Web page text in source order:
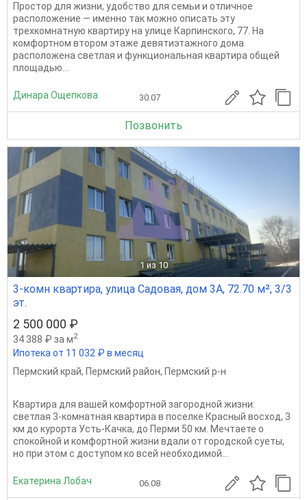
Простор для жизни, удобство для семьи и отличное
расположение — именно так можно описать эту
трехкомнатную квартиру на улице Карпинского, 77. На
комфортном втором этаже девятиэтажного дома
расположена светлая и функциональная квартира общей
площадью...
Динара Ощепкова 30.07
Позвонить
1 из 10
3-комн квартира, улица Садовая, дом 3А, 72.70 м², 3/3
эт.
2 500 000 ₽
34 388 ₽ за м2
Ипотека от 11 032 ₽ в месяц
Пермский край, Пермский район, Пермский р-н
Квартира для вашей комфортной загородной жизни:
светлая 3-комнатная квартира в поселке Красный восход, 3
км до курорта Усть-Качка, до Перми 50 км. Мечтаете о
спокойной и комфортной жизни вдали от городской суеты,
но при этом с доступом ко всей необходимой...
Екатерина Лобач 06.08